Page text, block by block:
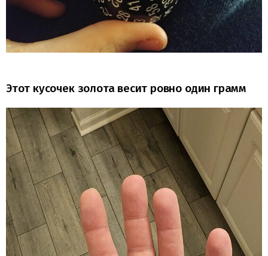
Этот кусочек золота весит ровно один грамм